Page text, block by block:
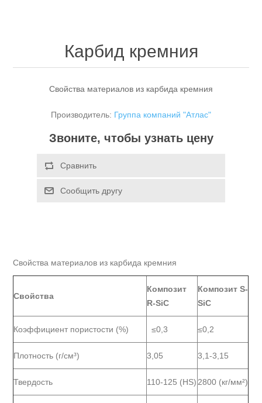
Карбид кремния
Свойства материалов из карбида кремния
Производитель: Группа компаний "Атлас"
Звоните, чтобы узнать цену
Свойства материалов из карбида кремния
Свойства
Композит
R-SiC
Композит S-
SiC
Коэффициент пористости (%) ≤0,3 ≤0,2
Плотность (г/см³) 3,05 3,1-3,15
Твердость 110-125 (HS) 2800 (кг/мм²)